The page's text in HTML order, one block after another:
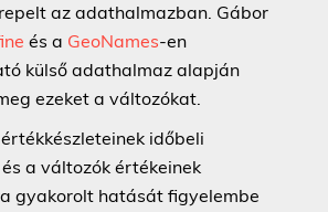
az adathalmazban. Gábor
és a GeoNames-en
külső adathalmaz alapján
ezeket a változókat.
időbeli
a változók értékeinek
gyakorolt hatását figyelembe